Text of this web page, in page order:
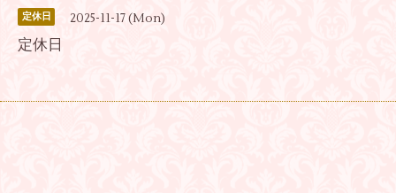
定休日 2025-11-17 (Mon)
定休日